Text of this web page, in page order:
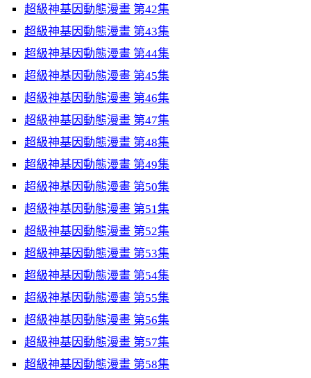
超級神基因動態漫畫 第42集
超級神基因動態漫畫 第43集
超級神基因動態漫畫 第44集
超級神基因動態漫畫 第45集
超級神基因動態漫畫 第46集
超級神基因動態漫畫 第47集
超級神基因動態漫畫 第48集
超級神基因動態漫畫 第49集
超級神基因動態漫畫 第50集
超級神基因動態漫畫 第51集
超級神基因動態漫畫 第52集
超級神基因動態漫畫 第53集
超級神基因動態漫畫 第54集
超級神基因動態漫畫 第55集
超級神基因動態漫畫 第56集
超級神基因動態漫畫 第57集
超級神基因動態漫畫 第58集